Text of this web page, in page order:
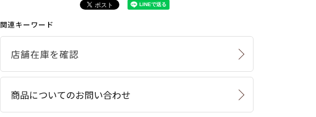
関連キーワード
商品についてのお問い合わせ